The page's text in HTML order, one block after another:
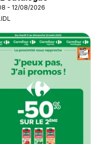
- 12/08/2026